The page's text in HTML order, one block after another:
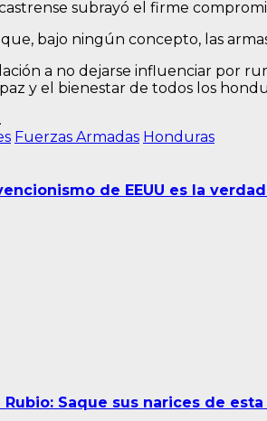
subrayó el firme
que, bajo ningún concepto, las
a no dejarse influenciar por
y el bienestar de todos los
Fuerzas Armadas Honduras
de EEUU es la
Rubio: Saque sus narices de